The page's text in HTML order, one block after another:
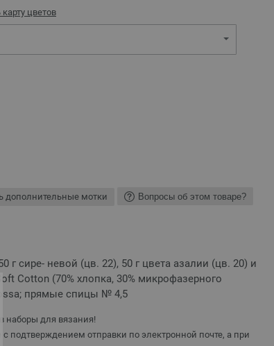
цветов
дополнительные мотки Вопросы об этом товаре?
г сире- невой (цв. 22), 50 г цвета азалии (цв. 20) и
Cotton (70% хлопка, 30% микрофазерного
прямые спицы № 4,5
наборы для вязания!
с подтверждением отправки по электронной почте, а при